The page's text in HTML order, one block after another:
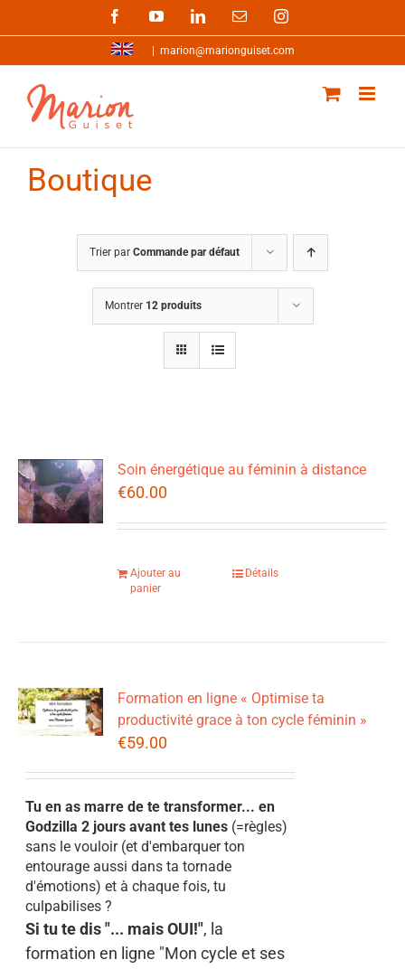
FacebookYouTubeLinkedInEmail Instagram
marion@marionguiset.com
Boutique
Trier par Commande par défaut
Montrer 12 produits
Soin énergétique au féminin à distance
€60.00
Ajouter au
panier
Détails
Formation en ligne « Optimise ta
productivité grace à ton cycle féminin »
€59.00
Tu en as marre de te transformer... en
Godzilla 2 jours avant tes lunes (=règles)
sans le vouloir (et d'embarquer ton
entourage aussi dans ta tornade
d'émotions) et à chaque fois, tu
culpabilises ?
Si tu te dis "... mais OUI!", la
formation en ligne "Mon cycle et ses